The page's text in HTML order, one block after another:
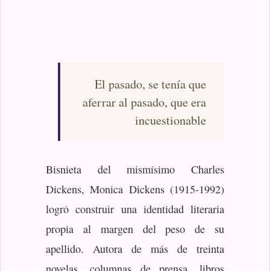
El pasado, se tenía que
aferrar al pasado, que era
incuestionable
Bisnieta del mismísimo Charles
Dickens, Monica Dickens (1915-1992)
logró construir una identidad literaria
propia al margen del peso de su
apellido. Autora de más de treinta